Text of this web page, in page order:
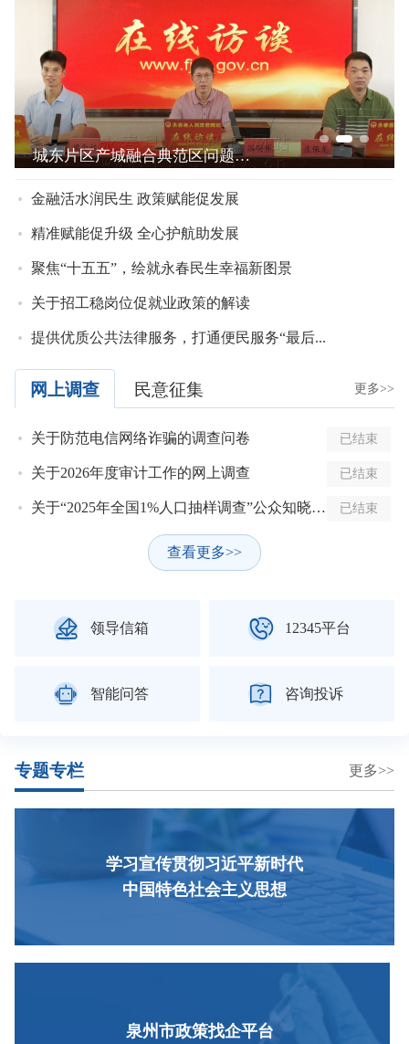
城东片区产城融合典范区问题解答
以片区协同发展 筑和美乡村共富之路
金融活水润民生 政策赋能促发展
精准赋能促升级 全心护航助发展
聚焦“十五五”，绘就永春民生幸福新图景
关于招工稳岗位促就业政策的解读
提供优质公共法律服务，打通便民服务“最后...
更多>>
网上调查 民意征集
已结束
关于防范电信网络诈骗的调查问卷
已结束
关于2026年度审计工作的网上调查
已结束
关于“2025年全国1%人口抽样调查”公众知晓度问卷调查
查看更多>>
 领导信箱  12345平台
 智能问答  咨询投诉
更多>>
专题专栏
学习宣传贯彻习近平新时代
中国特色社会主义思想
泉州市政策找企平台